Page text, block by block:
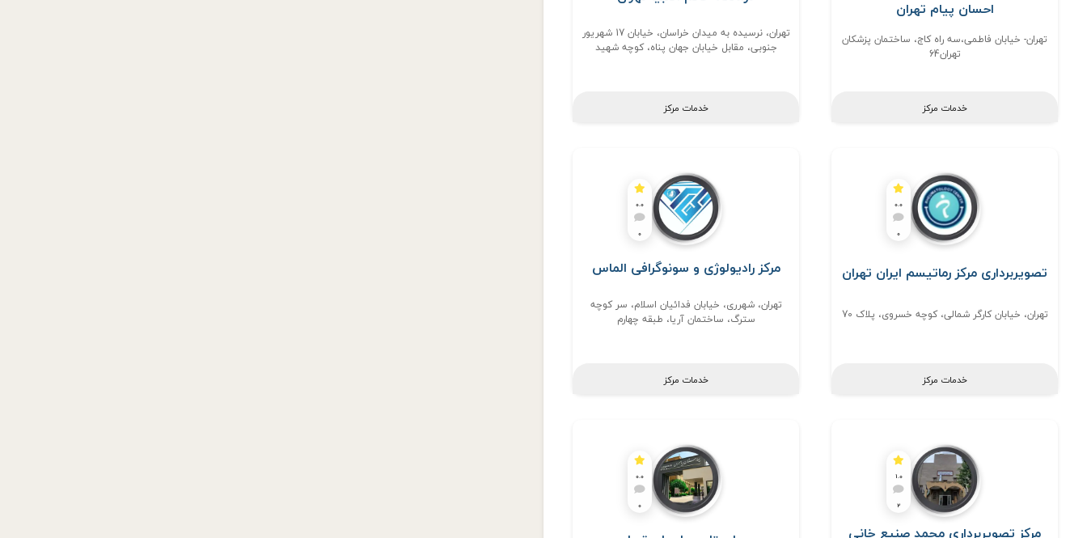
احسان پیام تهران
تهران- خیابان فاطمی،سه راه کاج، ساختمان پزشکان
تهران64
خدمات مرکز
تهران، نرسیده به میدان خراسان، خیابان 17 شهریور
جنوبی، مقابل خیابان جهان پناه، کوچه شهید
خدمات مرکز
0.0
0
تصویربرداری مرکز رماتیسم ایران تهران
تهران، خیابان کارگر شمالی، کوچه خسروی، پلاک 70
خدمات مرکز
0.0
0
مرکز رادیولوژی و سونوگرافی الماس
تهران، شهرری، خیابان فدائیان اسلام، سر کوچه
سترگ، ساختمان آریا، طبقه چهارم
خدمات مرکز
1.0
2
مرکز تصویربرداری محمد صنیع خانی
0.0
0